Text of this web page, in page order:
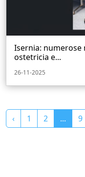
Isernia:
ostetricia e...
26-11-2025
‹ 1 2 ... 9